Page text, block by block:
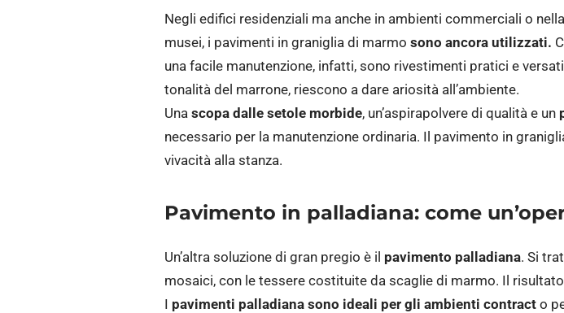
Negli edifici residenziali ma anche in ambienti commerciali o
musei, i pavimenti in graniglia di marmo sono ancora utilizzati.
una facile manutenzione, infatti, sono rivestimenti pratici e
tonalità del marrone, riescono a dare ariosità all’ambiente.
Una scopa dalle setole morbide, un’aspirapolvere di qualità e un
necessario per la manutenzione ordinaria. Il pavimento in
vivacità alla stanza.
Pavimento in palladiana: come
Un’altra soluzione di gran pregio è il pavimento palladiana. Si
mosaici, con le tessere costituite da scaglie di marmo. Il risultato
I pavimenti palladiana sono ideali per gli ambienti contract o